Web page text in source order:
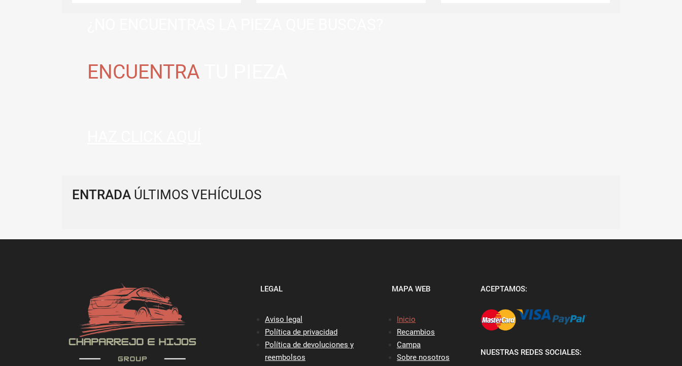
ENCUENTRA
ENTRADA ÚLTIMOS VEHÍCULOS
LEGAL
Aviso legal
Política de privacidad
Política de devoluciones y
reembolsos
MAPA WEB
Inicio
Recambios
Campa
Sobre nosotros
ACEPTAMOS:
NUESTRAS REDES SOCIALES: